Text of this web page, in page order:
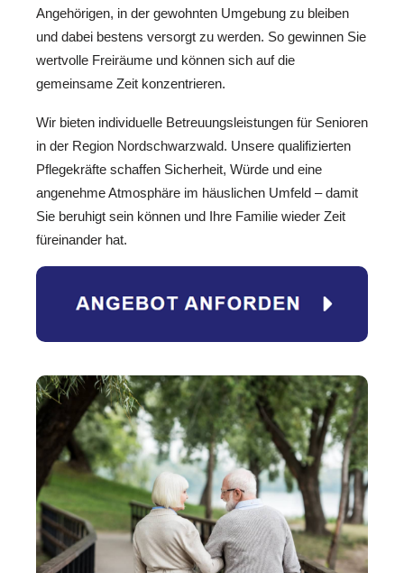
Angehörigen, in der gewohnten Umgebung zu bleiben
und dabei bestens versorgt zu werden. So gewinnen Sie
wertvolle Freiräume und können sich auf die
gemeinsame Zeit konzentrieren.
Wir bieten individuelle Betreuungsleistungen für Senioren
in der Region Nordschwarzwald. Unsere qualifizierten
Pflegekräfte schaffen Sicherheit, Würde und eine
angenehme Atmosphäre im häuslichen Umfeld – damit
Sie beruhigt sein können und Ihre Familie wieder Zeit
füreinander hat.